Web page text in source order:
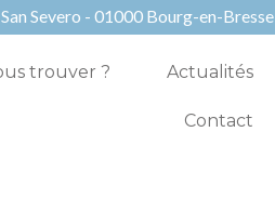
Severo - 01000 Bourg-en-Bresse
trouver ? Actualités
Contact